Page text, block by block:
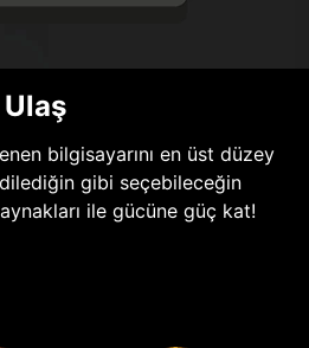
bilgisayarını en üst düzey
gibi seçebileceğin
ile gücüne güç kat!